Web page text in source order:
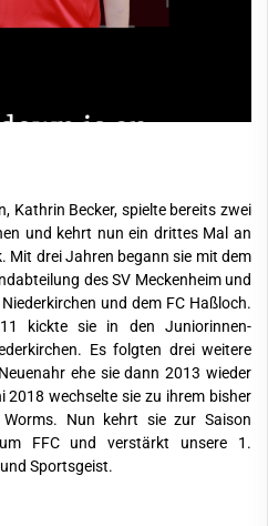
Kathrin Becker, spielte bereits zwei
und kehrt nun ein drittes Mal an
Mit drei Jahren begann sie mit dem
des SV Meckenheim und
und dem FC Haßloch.
kickte sie in den Juniorinnen-
Es folgten drei weitere
ehe sie dann 2013 wieder
2018 wechselte sie zu ihrem bisher
Nun kehrt sie zur Saison
FFC und verstärkt unsere 1.
Sportsgeist.